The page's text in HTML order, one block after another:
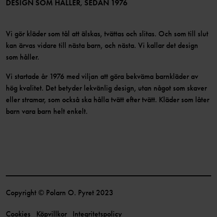
DESIGN SOM HÅLLER, SEDAN 1976
Vi gör kläder som tål att älskas, tvättas och slitas. Och som till slut
kan ärvas vidare till nästa barn, och nästa. Vi kallar det design
som håller.
Vi startade år 1976 med viljan att göra bekväma barnkläder av
hög kvalitet. Det betyder lekvänlig design, utan något som skaver
eller stramar, som också ska hålla tvätt efter tvätt. Kläder som låter
barn vara barn helt enkelt.
Copyright © Polarn O. Pyret 2023
Cookies Köpvillkor Integritetspolicy